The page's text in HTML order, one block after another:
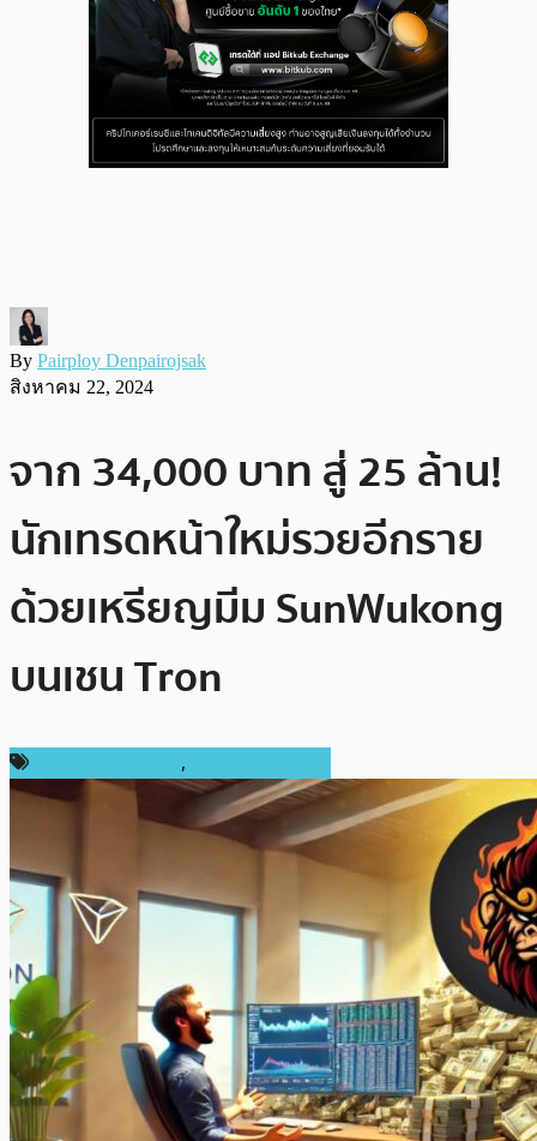
By Pairploy Denpairojsak
สิงหาคม 22, 2024
จาก 34,000 บาท สู่ 25 ล้าน!
นักเทรดหน้าใหม่รวยอีกราย
ด้วยเหรียญมีม SunWukong
บนเชน Tron
,